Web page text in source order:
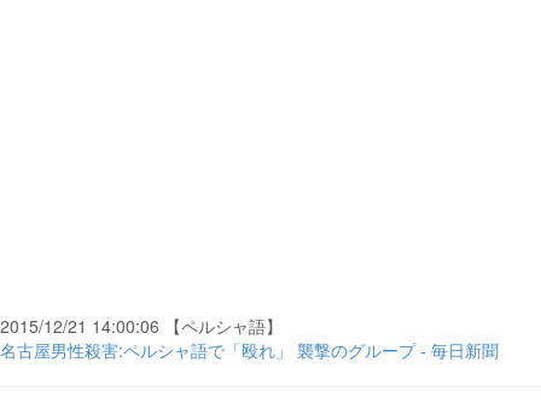
2015/12/21 14:00:06 【ペルシャ語】
名古屋男性殺害:ペルシャ語で「殴れ」 襲撃のグループ - 毎日新聞